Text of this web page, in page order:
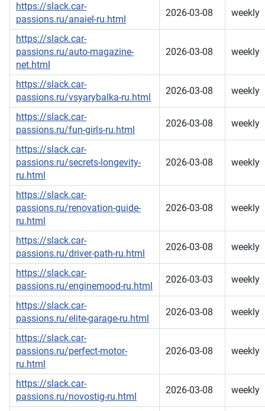
https://slack.car-
passions.ru/anaiel-ru.html
2026-03-08 weekly
https://slack.car-
passions.ru/auto-magazine-
net.html
2026-03-08 weekly
https://slack.car-
passions.ru/vsyarybalka-ru.html
2026-03-08 weekly
https://slack.car-
passions.ru/fun-girls-ru.html
2026-03-08 weekly
https://slack.car-
passions.ru/secrets-longevity-
ru.html
2026-03-08 weekly
https://slack.car-
passions.ru/renovation-guide-
ru.html
2026-03-08 weekly
https://slack.car-
passions.ru/driver-path-ru.html
2026-03-08 weekly
https://slack.car-
passions.ru/enginemood-ru.html
2026-03-03 weekly
https://slack.car-
passions.ru/elite-garage-ru.html
2026-03-08 weekly
https://slack.car-
passions.ru/perfect-motor-
ru.html
2026-03-08 weekly
https://slack.car-
passions.ru/novostig-ru.html
2026-03-08 weekly